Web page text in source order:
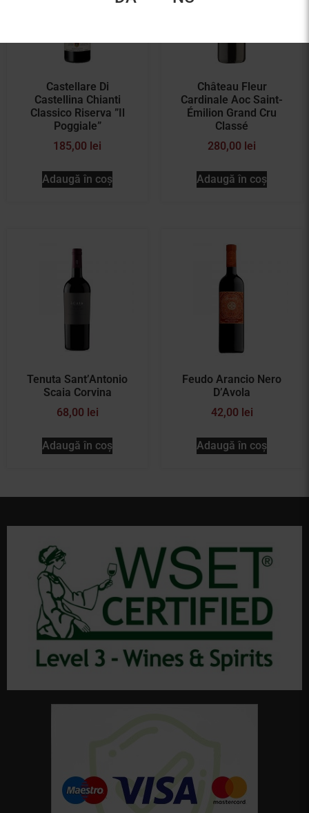
Castellare Di
Castellina Chianti
Classico Riserva ”Il
Poggiale”
185,00 lei
Adaugă în coș
Château Fleur
Cardinale Aoc Saint-
Émilion Grand Cru
Classé
280,00 lei
Adaugă în coș
Tenuta Sant’Antonio
Scaia Corvina
68,00 lei
Adaugă în coș
Feudo Arancio Nero
D’Avola
42,00 lei
Adaugă în coș